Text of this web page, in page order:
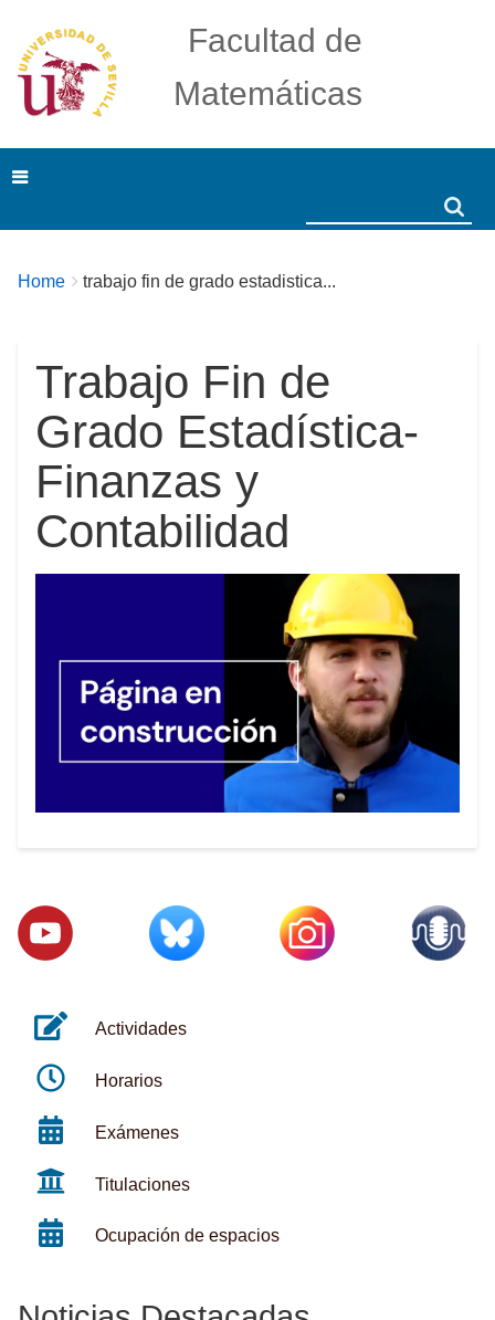
Facultad de
Matemáticas
Breadcrumbs
You
Home trabajo fin de grado estadistica...
Trabajo Fin de
Grado Estadística-
Finanzas y
Contabilidad
Actividades
Horarios
Exámenes
Titulaciones
Ocupación de espacios